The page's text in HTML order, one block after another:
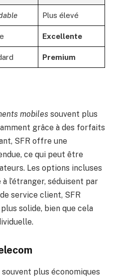
Plus élevé
Excellente
Premium
mobiles souvent plus
grâce à des forfaits
SFR offre une
ce qui peut être
Les options incluses
l’étranger, séduisent par
service client, SFR
solide, bien que cela
souvent plus économiques